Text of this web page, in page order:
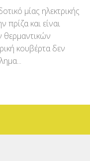
μίας ηλεκτρικής
πρίζα και είναι
κουβέρτα δεν